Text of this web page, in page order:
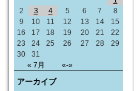
« 7月 «-»
2
3 4 5 6 7
8
9
10 11 12 13 14
15
16
17 18 19 20 21
22
23
24 25 26 27 28
29
30
31
アーカイブ